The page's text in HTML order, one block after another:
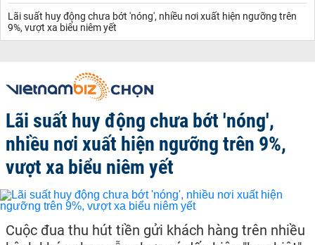
Lãi suất huy động chưa bớt 'nóng', nhiều nơi xuất hiện ngưỡng trên
9%, vượt xa biểu niêm yết
Lãi suất huy động chưa bớt 'nóng',
nhiều nơi xuất hiện ngưỡng trên 9%,
vượt xa biểu niêm yết
Cuộc đua thu hút tiền gửi khách hàng trên nhiều